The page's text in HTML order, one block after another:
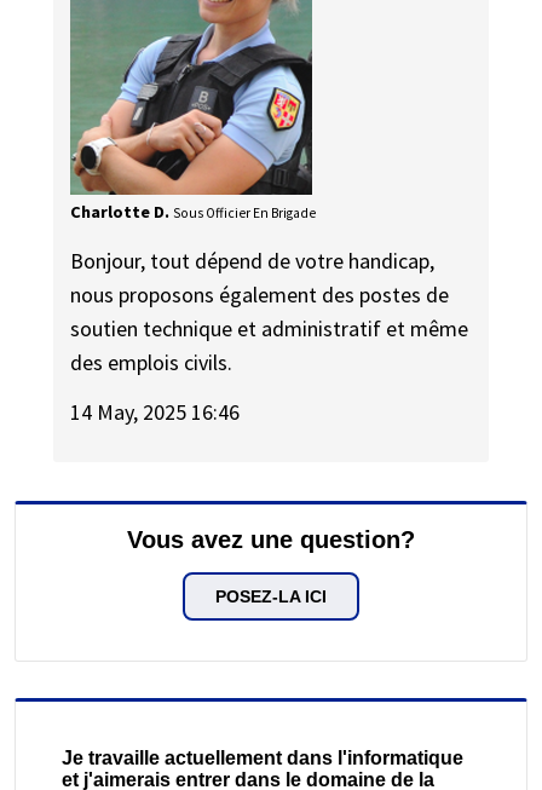
Charlotte D. Sous Officier En Brigade
Bonjour, tout dépend de votre handicap,
nous proposons également des postes de
soutien technique et administratif et même
des emplois civils.
14 May, 2025 16:46
Vous avez une question?
POSEZ-LA ICI
Je travaille actuellement dans l'informatique
et j'aimerais entrer dans le domaine de la